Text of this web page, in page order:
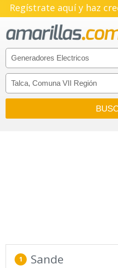
Regístrate aquí y haz
1 Sande